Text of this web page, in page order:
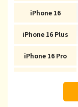
iPhone 16
iPhone 16 Plus
iPhone 16 Pro